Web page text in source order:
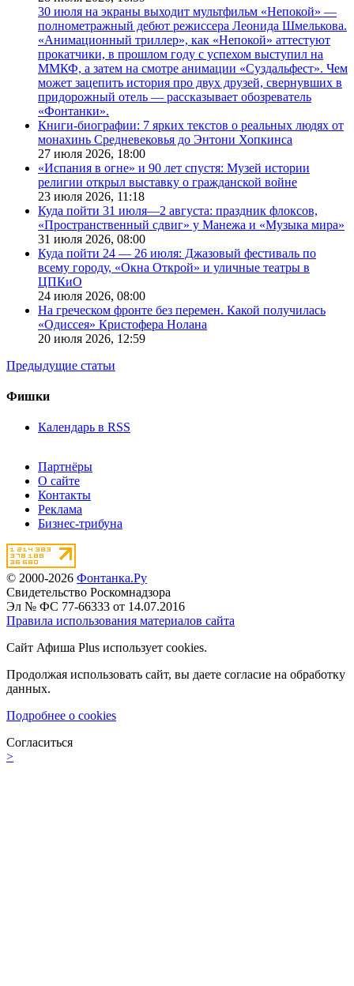
30 июля на экраны выходит мультфильм «Непокой» —
полнометражный дебют режиссера Леонида Шмелькова.
«Анимационный триллер», как «Непокой» аттестуют
прокатчики, в прошлом году с успехом выступил на
ММКФ, а затем на смотре анимации «Суздальфест». Чем
может зацепить история про двух друзей, свернувших в
придорожный отель — рассказывает обозреватель
«Фонтанки».
Книги-биографии: 7 ярких текстов о реальных людях от
монахинь Средневековья до Энтони Хопкинса
27 июля 2026, 18:00
«Испания в огне» и 90 лет спустя: Музей истории
религии открыл выставку о гражданской войне
23 июля 2026, 11:18
Куда пойти 31 июля—2 августа: праздник флоксов,
«Пространственный сдвиг» у Манежа и «Музыка мира»
31 июля 2026, 08:00
Куда пойти 24 — 26 июля: Джазовый фестиваль по
всему городу, «Окна Открой» и уличные театры в
ЦПКиО
24 июля 2026, 08:00
На греческом фронте без перемен. Какой получилась
«Одиссея» Кристофера Нолана
20 июля 2026, 12:59
Предыдущие статьи
Фишки
Календарь в RSS
Партнёры
О сайте
Контакты
Реклама
Бизнес-трибуна
© 2000-2026 Фонтанка.Ру
Свидетельство Роскомнадзора
Эл № ФС 77-66333 от 14.07.2016
Правила использования материалов сайта
Сайт Афиша Plus использует cookies.
Продолжая использовать сайт, вы даете согласие на обработку
данных.
Подробнее о cookies
Согласиться
>